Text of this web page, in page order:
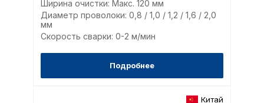
Ширина очистки: Макс. 120 мм
Диаметр проволоки: 0,8 / 1,0 / 1,2 / 1,6 / 2,0
мм
Скорость сварки: 0-2 м/мин
Подробнее
Китай